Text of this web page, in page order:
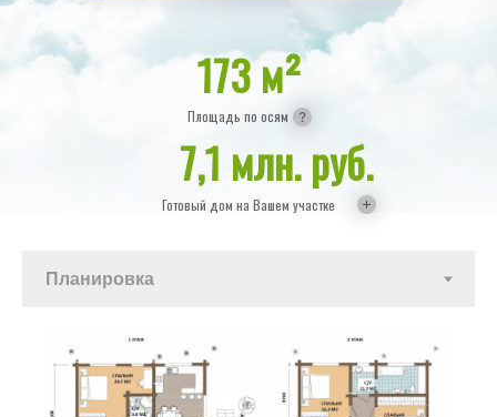
173 м²
7,1 млн. руб.
Готовый дом на Вашем участке
Площадь по осям